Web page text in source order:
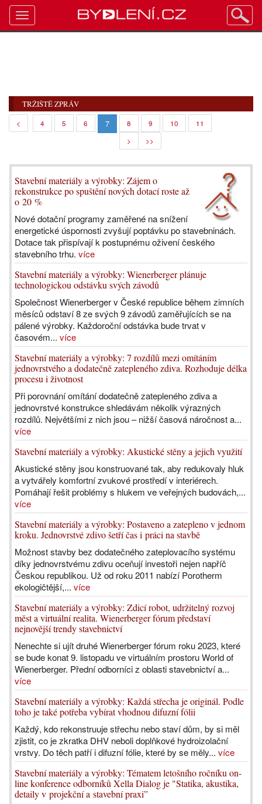
TRŽIŠTĚ ZPRÁV
< 4 5 6 7 8 9 10
11
>
>>
Stavební materiály a výrobky: Zájem o
rekonstrukce po spuštění nových dotací roste až
o 20 %
Nové dotační programy zaměřené na snížení
energetické úspornosti zvyšují poptávku po stavebninách.
Dotace tak přispívají k postupnému oživení českého
stavebního trhu. více
Stavební materiály a výrobky: Wienerberger plánuje
technologickou odstávku svých závodů
Společnost Wienerberger v České republice během zimních
měsíců odstaví 8 ze svých 9 závodů zaměřujících se na
pálené výrobky. Každoroční odstávka bude trvat v
časovém... více
Stavební materiály a výrobky: 7 rozdílů mezi omítáním
jednovrstvého a dodatečně zatepleného zdiva. Rozhoduje délka
procesu i životnost
Při porovnání omítání dodatečně zatepleného zdiva a
jednovrstvé konstrukce shledávám několik výrazných
rozdílů. Největšími z nich jsou – nižší časová náročnost a...
více
Stavební materiály a výrobky: Akustické stěny a jejich využití
Akustické stěny jsou konstruované tak, aby redukovaly hluk
a vytvářely komfortní zvukové prostředí v interiérech.
Pomáhají řešit problémy s hlukem ve veřejných budovách,...
více
Stavební materiály a výrobky: Postaveno a zatepleno v jednom
kroku. Jednovrstvé zdivo šetří čas i práci na stavbě
Možnost stavby bez dodatečného zateplovacího systému
díky jednovrstvému zdivu oceňují investoři nejen napříč
Českou republikou. Už od roku 2011 nabízí Porotherm
ekologičtější,... více
Stavební materiály a výrobky: Zdicí robot, udržitelný rozvoj
měst a virtuální realita. Wienerberger fórum představí
nejnovější trendy stavebnictví
Nenechte si ujít druhé Wienerberger fórum roku 2023, které
se bude konat 9. listopadu ve virtuálním prostoru World of
Wienerberger. Přední odborníci z oblasti stavebnictví a...
více
Stavební materiály a výrobky: Každá střecha je originál. Podle
toho je také potřeba vybírat vhodnou difuzní fólii
Každý, kdo rekonstruuje střechu nebo staví dům, by si měl
zjistit, co je zkratka DHV neboli doplňkové hydroizolační
vrstvy. Do těch patří i difuzní fólie, které by se měly... více
Stavební materiály a výrobky: Tématem letošního ročníku on-
line konference odborníků Xella Dialog je "Statika, akustika,
detaily v projekční a stavební praxi”
Toggle
navigation